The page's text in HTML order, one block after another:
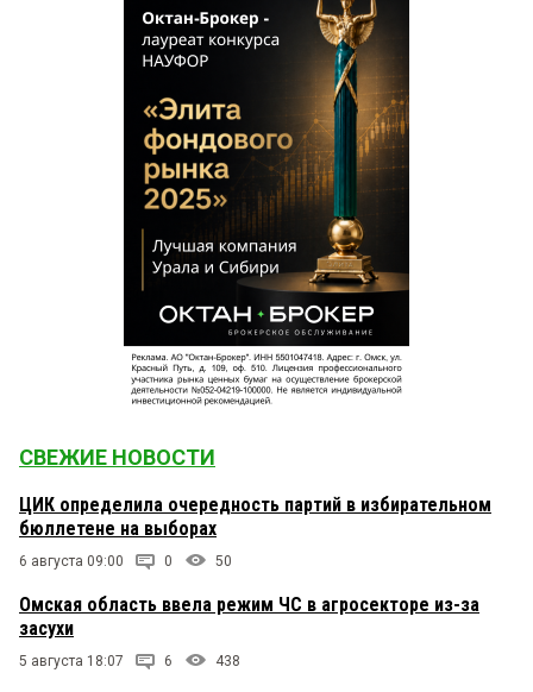
СВЕЖИЕ НОВОСТИ
ЦИК определила очередность партий в избирательном
бюллетене на выборах
6 августа 09:00 0 50
Омская область ввела режим ЧС в агросекторе из-за
засухи
5 августа 18:07 6 438